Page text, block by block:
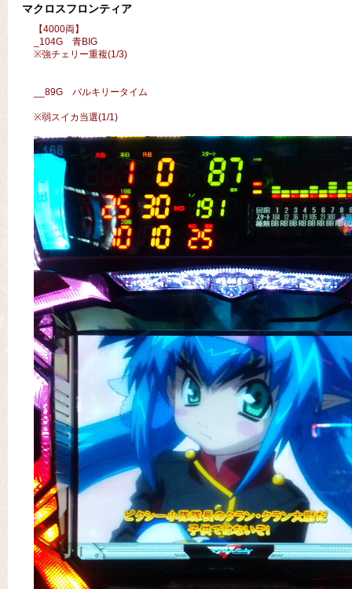
マクロスフロンティア
【4000両】
_104G 青BIG
※強チェリー重複(1/3)
__89G バルキリータイム
※弱スイカ当選(1/1)